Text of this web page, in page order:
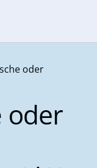
oder
oder